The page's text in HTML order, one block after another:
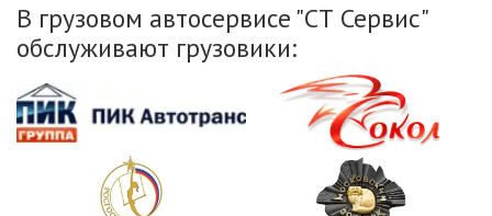
В грузовом автосервисе "СТ Сервис"
обслуживают грузовики: